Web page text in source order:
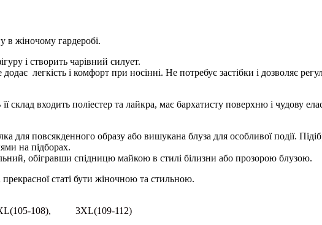
в жіночому гардеробі.
і створить чарівний силует.
легкість і комфорт при носінні. Не потребує застібки і дозволяє
входить поліестер та лайкра, має бархатисту поверхню і чудову
для повсякденного образу або вишукана блуза для особливої події.
на підборах.
обігравши спідницю майкою в стилі білизни або прозорою блузою.
статі бути жіночною та стильною.
XXL(105-108), 3XL(109-112)